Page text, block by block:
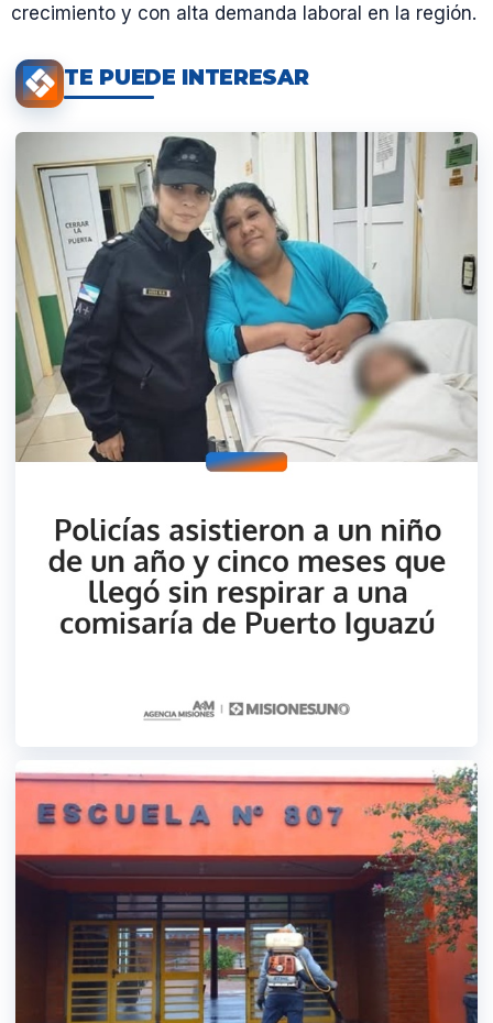
crecimiento y con alta demanda laboral en la región.
TE PUEDE INTERESAR